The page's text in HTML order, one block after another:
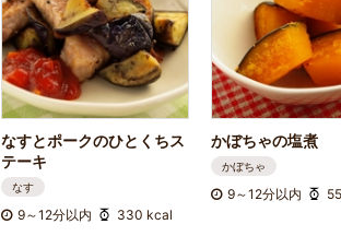
なすとポークのひとくちス
テーキ
なす
9～12分以内 330 kcal
かぼちゃの塩煮
かぼちゃ
9～12分以内